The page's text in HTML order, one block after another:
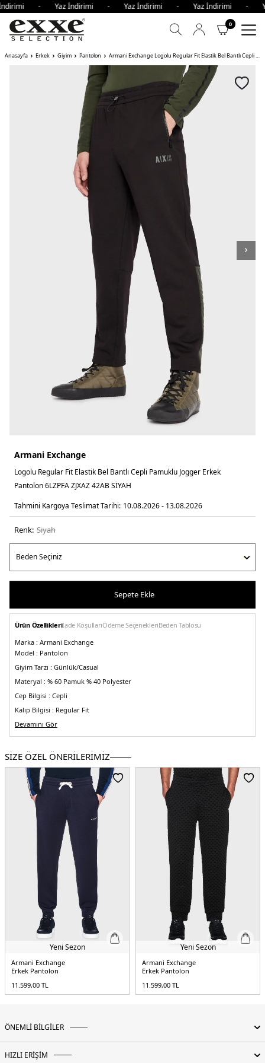
- Yaz İndirimi - Yaz İndirimi - Yaz İndirimi
0
Anasayfa Erkek Giyim Pantolon Armani Exchange Logolu Regular Fit Elastik Bel Bantlı Cepli Pamuklu Jogger Erkek Pantolon ZJXAZ
Armani Exchange
Logolu Regular Fit Elastik Bel Bantlı Cepli Pamuklu Jogger Erkek
Pantolon 6LZPFA ZJXAZ 42AB SİYAH
Tahmini Kargoya Teslimat Tarihi: 10.08.2026 - 13.08.2026
Renk: si̇yah
Sepete Ekle
Ürün Özellikleriİade KoşullarıÖdeme SeçenekleriBeden Tablosu
Marka : Armani Exchange
Model : Pantolon
Giyim Tarzı : Günlük/Casual
Materyal : % 60 Pamuk % 40 Polyester
Cep Bilgisi : Cepli
Kalıp Bilgisi : Regular Fit
Manken Ölçüsü :
Basen : 101 cm / Beden : M
5DK16LZPFAZJXAZ42AB.07
Devamını Gör
SİZE ÖZEL ÖNERİLERİMİZ
Yeni Sezon
Armani Exchange
Erkek Pantolon
11.599,00 TL
Yeni Sezon
Armani Exchange
Erkek Pantolon
11.599,00 TL
ÖNEMLİ BİLGİLER
HIZLI ERİŞİM